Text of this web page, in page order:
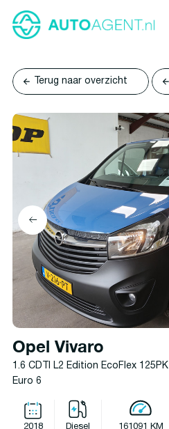
Terug naar overzicht
Opel Vivaro
1.6 CDTI L2 Edition EcoFlex 125PK
Euro 6
2018 Diesel 161091 KM